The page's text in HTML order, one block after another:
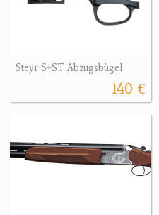
Steyr S+ST Abzugsbügel
140 €